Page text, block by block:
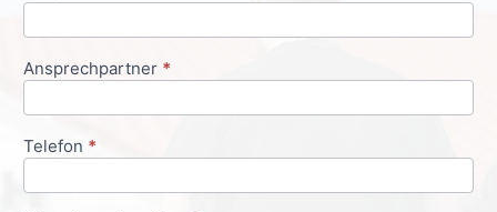
Ansprechpartner *
Telefon *